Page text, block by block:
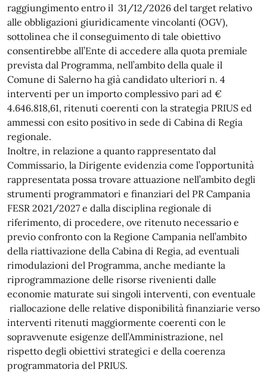
raggiungimento entro il 31/12/2026 del target relativo
alle obbligazioni giuridicamente vincolanti (OGV),
sottolinea che il conseguimento di tale obiettivo
consentirebbe all’Ente di accedere alla quota premiale
prevista dal Programma, nell’ambito della quale il
Comune di Salerno ha già candidato ulteriori n. 4
interventi per un importo complessivo pari ad €
4.646.818,61, ritenuti coerenti con la strategia PRIUS ed
ammessi con esito positivo in sede di Cabina di Regia
regionale.
Inoltre, in relazione a quanto rappresentato dal
Commissario, la Dirigente evidenzia come l’opportunità
rappresentata possa trovare attuazione nell’ambito degli
strumenti programmatori e finanziari del PR Campania
FESR 2021/2027 e dalla disciplina regionale di
riferimento, di procedere, ove ritenuto necessario e
previo confronto con la Regione Campania nell’ambito
della riattivazione della Cabina di Regia, ad eventuali
rimodulazioni del Programma, anche mediante la
riprogrammazione delle risorse rivenienti dalle
economie maturate sui singoli interventi, con eventuale
riallocazione delle relative disponibilità finanziarie verso
interventi ritenuti maggiormente coerenti con le
sopravvenute esigenze dell’Amministrazione, nel
rispetto degli obiettivi strategici e della coerenza
programmatoria del PRIUS.